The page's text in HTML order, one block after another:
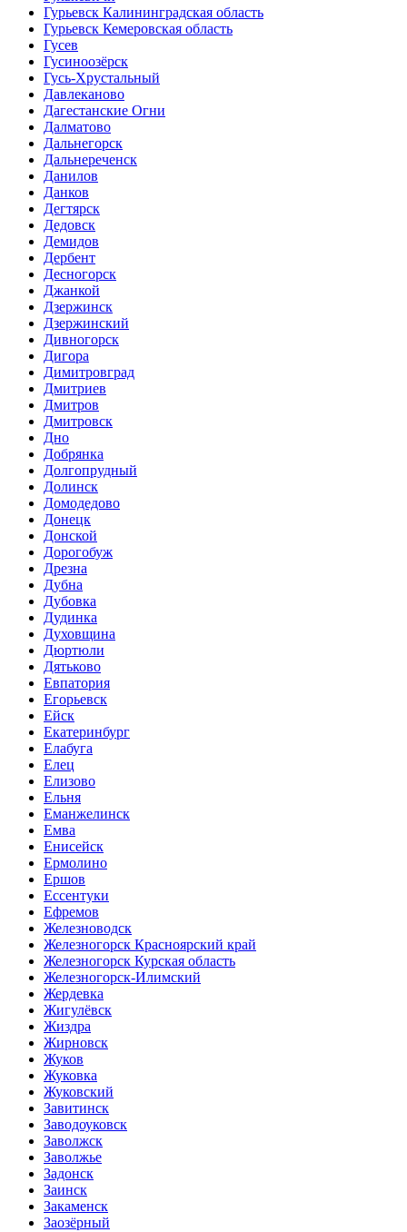
Гурьевск Калининградская область
Гурьевск Кемеровская область
Гусев
Гусиноозёрск
Гусь-Хрустальный
Давлеканово
Дагестанские Огни
Далматово
Дальнегорск
Дальнереченск
Данилов
Данков
Дегтярск
Дедовск
Демидов
Дербент
Десногорск
Джанкой
Дзержинск
Дзержинский
Дивногорск
Дигора
Димитровград
Дмитриев
Дмитров
Дмитровск
Дно
Добрянка
Долгопрудный
Долинск
Домодедово
Донецк
Донской
Дорогобуж
Дрезна
Дубна
Дубовка
Дудинка
Духовщина
Дюртюли
Дятьково
Евпатория
Егорьевск
Ейск
Екатеринбург
Елабуга
Елец
Елизово
Ельня
Еманжелинск
Емва
Енисейск
Ермолино
Ершов
Ессентуки
Ефремов
Железноводск
Железногорск Красноярский край
Железногорск Курская область
Железногорск-Илимский
Жердевка
Жигулёвск
Жиздра
Жирновск
Жуков
Жуковка
Жуковский
Завитинск
Заводоуковск
Заволжск
Заволжье
Задонск
Заинск
Закаменск
Заозёрный